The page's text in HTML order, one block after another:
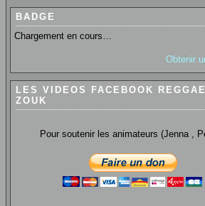
BADGE
Chargement en cours…
Obtenir
LES VIDEOS FACEBOOK
ZOUK
Pour soutenir les animateurs (Jenna ,